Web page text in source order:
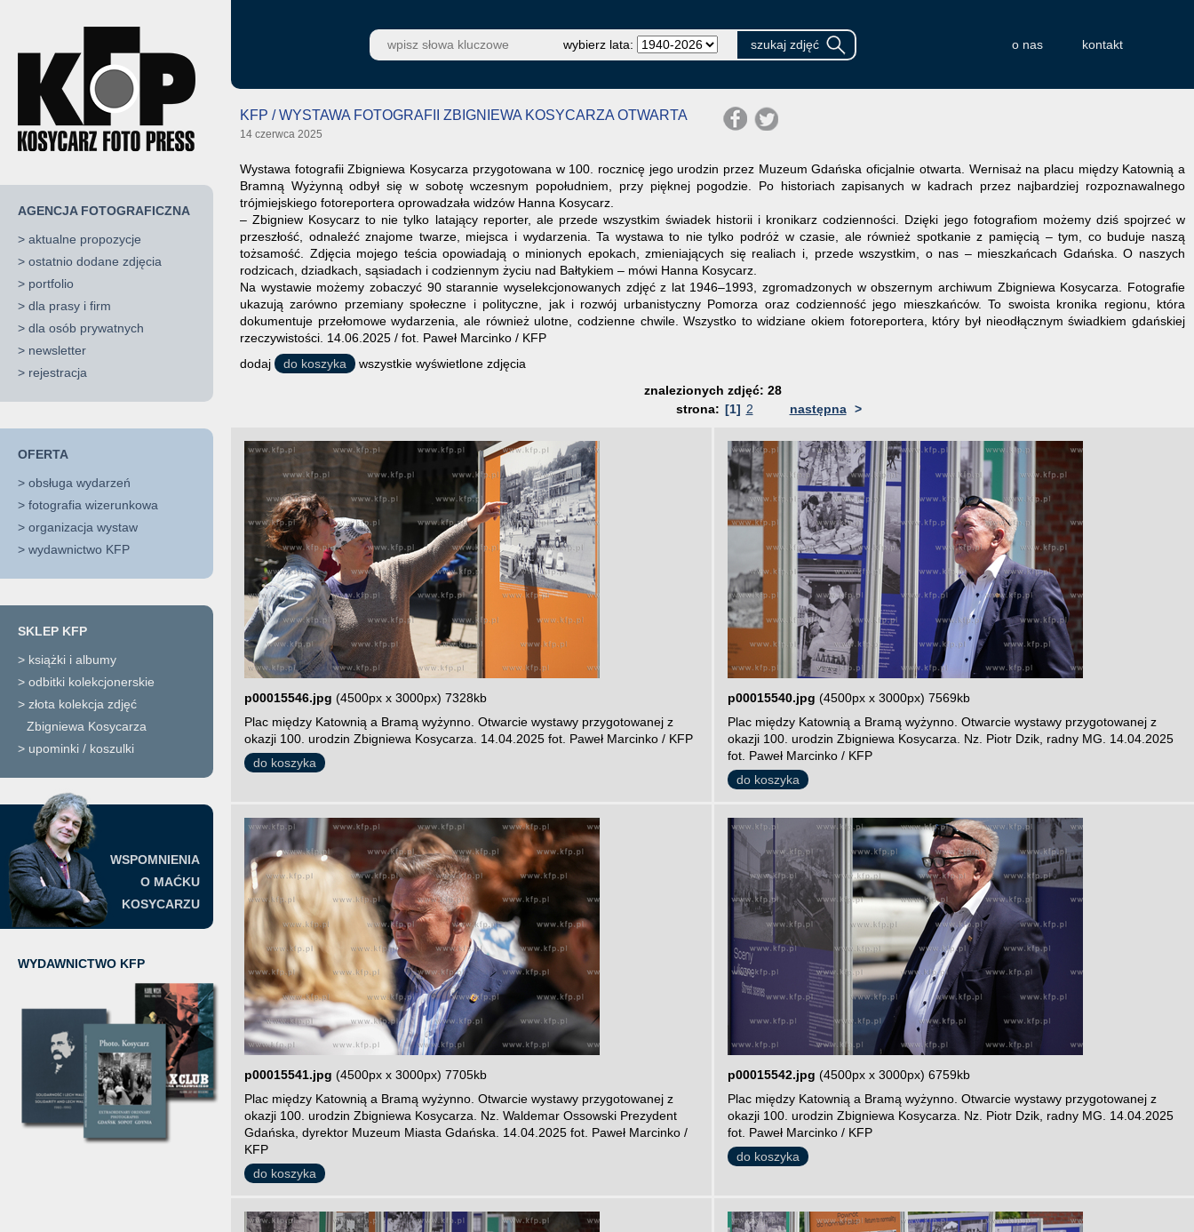
AGENCJA FOTOGRAFICZNA
> aktualne propozycje
> ostatnio dodane zdjęcia
> portfolio
> dla prasy i firm
> dla osób prywatnych
> newsletter
> rejestracja
OFERTA
> obsługa wydarzeń
> fotografia wizerunkowa
> organizacja wystaw
> wydawnictwo KFP
SKLEP KFP
> książki i albumy
> odbitki kolekcjonerskie
> złota kolekcja zdjęć
Zbigniewa Kosycarza
> upominki / koszulki
WSPOMNIENIA
O MAĆKU
KOSYCARZU
WYDAWNICTWO KFP
wybierz lata: o nas kontakt
KFP / WYSTAWA FOTOGRAFII ZBIGNIEWA KOSYCARZA OTWARTA
14 czerwca 2025
Wystawa fotografii Zbigniewa Kosycarza przygotowana w 100. rocznicę jego urodzin przez Muzeum Gdańska oficjalnie otwarta. Wernisaż na placu między Katownią a
Bramną Wyżynną odbył się w sobotę wczesnym popołudniem, przy pięknej pogodzie. Po historiach zapisanych w kadrach przez najbardziej rozpoznawalnego
trójmiejskiego fotoreportera oprowadzała widzów Hanna Kosycarz.
– Zbigniew Kosycarz to nie tylko latający reporter, ale przede wszystkim świadek historii i kronikarz codzienności. Dzięki jego fotografiom możemy dziś spojrzeć w
przeszłość, odnaleźć znajome twarze, miejsca i wydarzenia. Ta wystawa to nie tylko podróż w czasie, ale również spotkanie z pamięcią – tym, co buduje naszą
tożsamość. Zdjęcia mojego teścia opowiadają o minionych epokach, zmieniających się realiach i, przede wszystkim, o nas – mieszkańcach Gdańska. O naszych
rodzicach, dziadkach, sąsiadach i codziennym życiu nad Bałtykiem – mówi Hanna Kosycarz.
Na wystawie możemy zobaczyć 90 starannie wyselekcjonowanych zdjęć z lat 1946–1993, zgromadzonych w obszernym archiwum Zbigniewa Kosycarza. Fotografie
ukazują zarówno przemiany społeczne i polityczne, jak i rozwój urbanistyczny Pomorza oraz codzienność jego mieszkańców. To swoista kronika regionu, która
dokumentuje przełomowe wydarzenia, ale również ulotne, codzienne chwile. Wszystko to widziane okiem fotoreportera, który był nieodłącznym świadkiem gdańskiej
rzeczywistości. 14.06.2025 / fot. Paweł Marcinko / KFP
dodaj
do koszyka
wszystkie wyświetlone zdjęcia
znalezionych zdjęć: 28
strona: [1] 2 następna >
p00015546.jpg (4500px x 3000px) 7328kb
Plac między Katownią a Bramą wyżynno. Otwarcie wystawy przygotowanej z
okazji 100. urodzin Zbigniewa Kosycarza. 14.04.2025 fot. Paweł Marcinko / KFP
do koszyka
p00015540.jpg (4500px x 3000px) 7569kb
Plac między Katownią a Bramą wyżynno. Otwarcie wystawy przygotowanej z
okazji 100. urodzin Zbigniewa Kosycarza. Nz. Piotr Dzik, radny MG. 14.04.2025
fot. Paweł Marcinko / KFP
do koszyka
p00015541.jpg (4500px x 3000px) 7705kb
Plac między Katownią a Bramą wyżynno. Otwarcie wystawy przygotowanej z
okazji 100. urodzin Zbigniewa Kosycarza. Nz. Waldemar Ossowski Prezydent
Gdańska, dyrektor Muzeum Miasta Gdańska. 14.04.2025 fot. Paweł Marcinko /
KFP
do koszyka
p00015542.jpg (4500px x 3000px) 6759kb
Plac między Katownią a Bramą wyżynno. Otwarcie wystawy przygotowanej z
okazji 100. urodzin Zbigniewa Kosycarza. Nz. Piotr Dzik, radny MG. 14.04.2025
fot. Paweł Marcinko / KFP
do koszyka